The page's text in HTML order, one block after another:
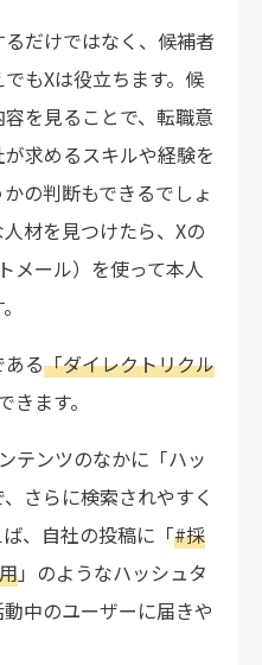
だけではなく、候補者
もXは役立ちます。候
を見ることで、転職意
求めるスキルや経験を
の判断もできるでしょ
材を見つけたら、Xの
メール）を使って本人
る「ダイレクトリクル
きます。
テンツのなかに「ハッ
さらに検索されやすく
、自社の投稿に「#採
」のようなハッシュタ
中のユーザーに届きや